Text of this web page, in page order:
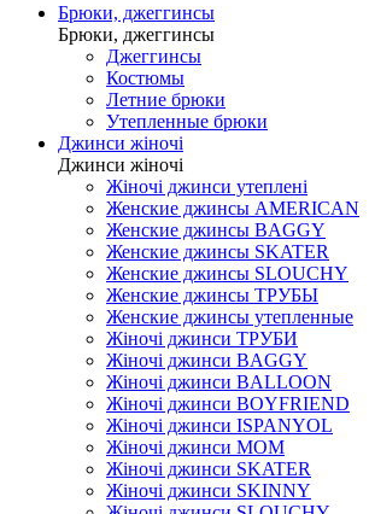
Брюки, джеггинсы
Брюки, джеггинсы
Джеггинсы
Костюмы
Летние брюки
Утепленные брюки
Джинси жіночі
Джинси жіночі
Жіночі джинси утеплені
Женские джинсы AMERICAN
Женские джинсы BAGGY
Женские джинсы SKATER
Женские джинсы SLOUCHY
Женские джинсы ТРУБЫ
Женские джинсы утепленные
Жіночі джинси ТРУБИ
Жіночі джинси BAGGY
Жіночі джинси BALLOON
Жіночі джинси BOYFRIEND
Жіночі джинси ISPANYOL
Жіночі джинси МОМ
Жіночі джинси SKATER
Жіночі джинси SKINNY